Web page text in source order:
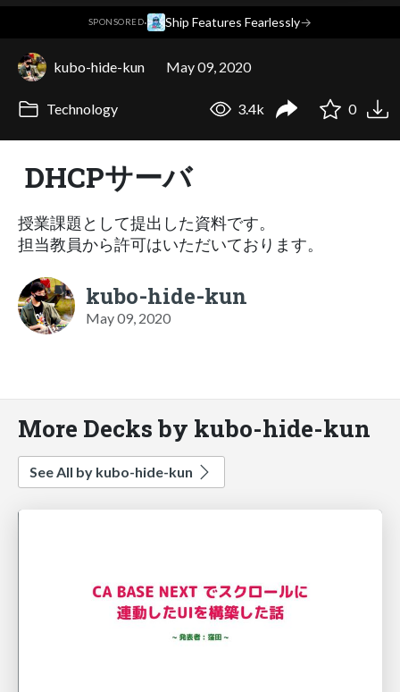
SPONSORED· Ship Features Fearlessly→
kubo-hide-kun May 09, 2020
Technology 3.4k 0
DHCPサーバ
授業課題として提出した資料です。
担当教員から許可はいただいております。
kubo-hide-kun
May 09, 2020
More Decks by kubo-hide-kun
See All by kubo-hide-kun